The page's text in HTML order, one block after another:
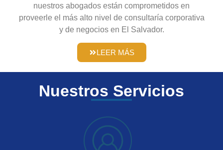
nuestros abogados están comprometidos en
proveerle el más alto nivel de consultaría corporativa
y de negocios en El Salvador.
LEER MÁS
Nuestros Servicios